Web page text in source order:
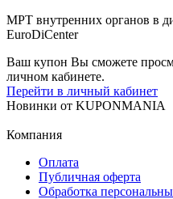
МРТ внутренних органов в
EuroDiCenter
Ваш купон Вы сможете
личном кабинете.
Перейти в личный кабинет
Новинки от KUPONMANIA
Компания
Оплата
Публичная оферта
Обработка